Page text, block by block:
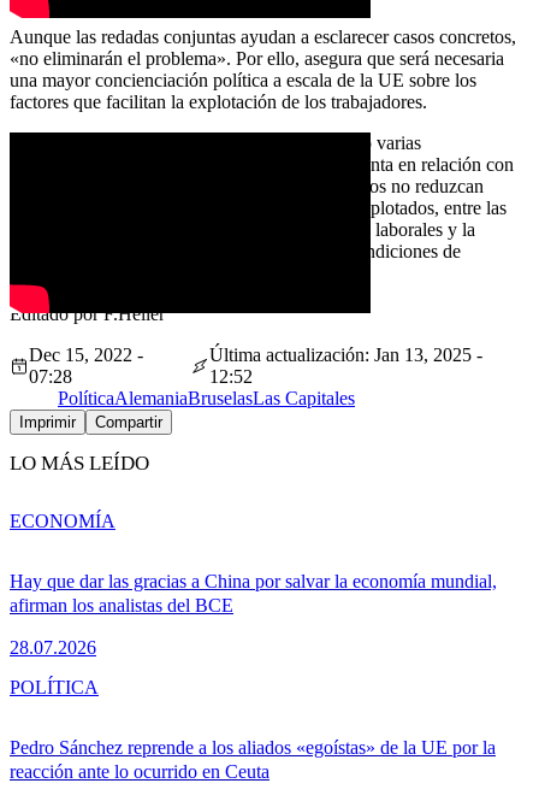
Aunque las redadas conjuntas ayudan a esclarecer casos concretos,
«no eliminarán el problema». Por ello, asegura que será necesaria
una mayor concienciación política a escala de la UE sobre los
factores que facilitan la explotación de los trabajadores.
Somaglia subraya que su sindicato ha planteado varias
reivindicaciones que la UE debería tener en cuenta en relación con
la movilidad empresarial para que los empresarios no reduzcan
costes y los trabajadores inmigrantes no sean explotados, entre las
que se incluyen un aumento de las inspecciones laborales y la
garantía de que los trabajadores tengan unas condiciones de
Editado por F.Heller
Dec 15, 2022 -
07:28
Última actualización: Jan 13, 2025 -
12:52
PolíticaAlemaniaBruselasLas Capitales
Imprimir Compartir
LO MÁS LEÍDO
Hay que dar las gracias a China por salvar la economía mundial,
afirman los analistas del BCE
28.07.2026
ECONOMÍA
Pedro Sánchez reprende a los aliados «egoístas» de la UE por la
reacción ante lo ocurrido en Ceuta
POLÍTICA